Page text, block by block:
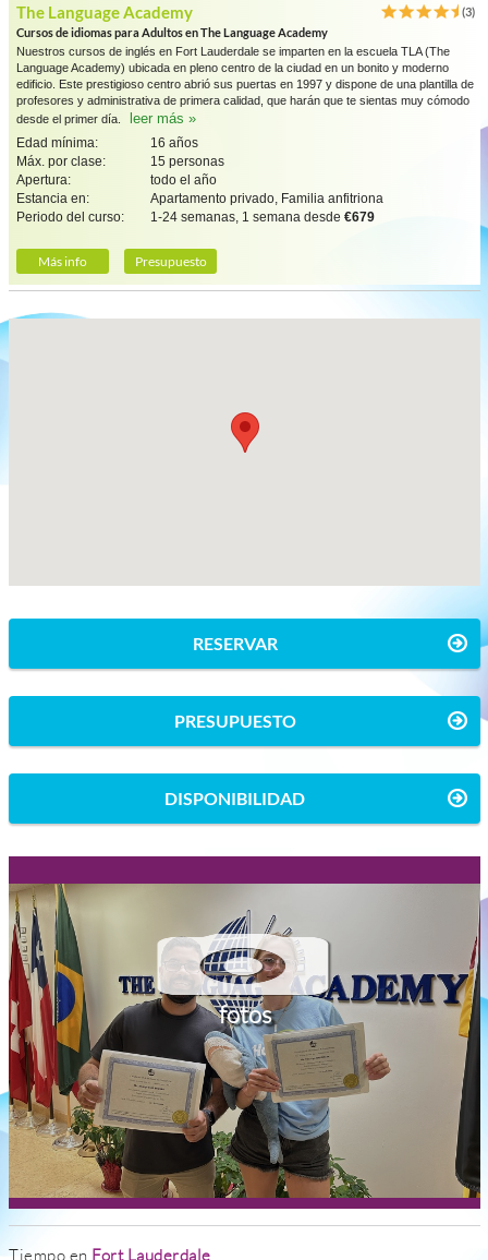
The Language Academy
(3)
Cursos de idiomas para Adultos en The Language Academy
Nuestros cursos de inglés en Fort Lauderdale se imparten en la escuela TLA (The
Language Academy) ubicada en pleno centro de la ciudad en un bonito y moderno
edificio. Este prestigioso centro abrió sus puertas en 1997 y dispone de una plantilla de
profesores y administrativa de primera calidad, que harán que te sientas muy cómodo
desde el primer día.
leer más »
Edad mínima:
16 años
Máx. por clase:
15 personas
Apertura:
todo el año
Estancia en:
Apartamento privado, Familia anfitriona
Periodo del curso:
1-24 semanas, 1 semana desde €679
Más info Presupuesto
RESERVAR
PRESUPUESTO
DISPONIBILIDAD
fotos
Tiempo en Fort Lauderdale